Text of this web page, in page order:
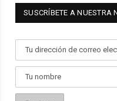
SUSCRÍBETE A NUESTRA